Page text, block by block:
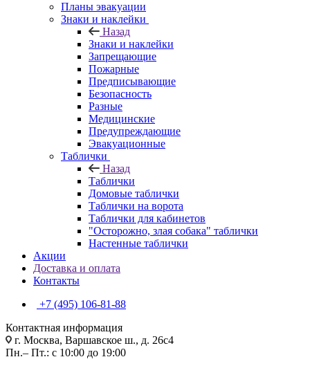
Планы эвакуации
Знаки и наклейки
Назад
Знаки и наклейки
Запрещающие
Пожарные
Предписывающие
Безопасность
Разные
Медицинские
Предупреждающие
Эвакуационные
Таблички
Назад
Таблички
Домовые таблички
Таблички на ворота
Таблички для кабинетов
"Осторожно, злая собака" таблички
Настенные таблички
Акции
Доставка и оплата
Контакты
+7 (495) 106-81-88
Контактная информация
г. Москва, Варшавское ш., д. 26с4
Пн.– Пт.: с 10:00 до 19:00